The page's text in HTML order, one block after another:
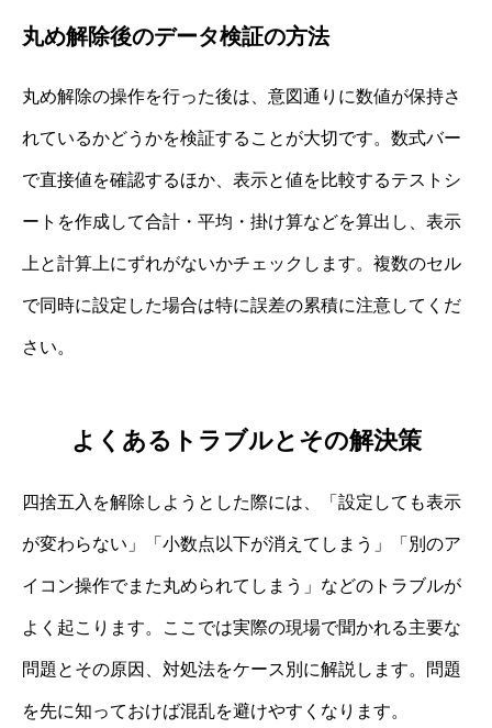
丸め解除後のデータ検証の方法
丸め解除の操作を行った後は、意図通りに数値が保持さ
れているかどうかを検証することが大切です。数式バー
で直接値を確認するほか、表示と値を比較するテストシ
ートを作成して合計・平均・掛け算などを算出し、表示
上と計算上にずれがないかチェックします。複数のセル
で同時に設定した場合は特に誤差の累積に注意してくだ
さい。
よくあるトラブルとその解決策
四捨五入を解除しようとした際には、「設定しても表示
が変わらない」「小数点以下が消えてしまう」「別のア
イコン操作でまた丸められてしまう」などのトラブルが
よく起こります。ここでは実際の現場で聞かれる主要な
問題とその原因、対処法をケース別に解説します。問題
を先に知っておけば混乱を避けやすくなります。